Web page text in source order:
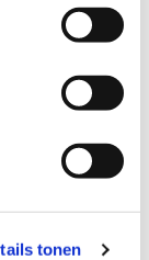
tonen